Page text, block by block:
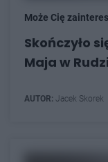
Może Cię
Skończyło
Maja w
AUTOR: Jacek Skorek